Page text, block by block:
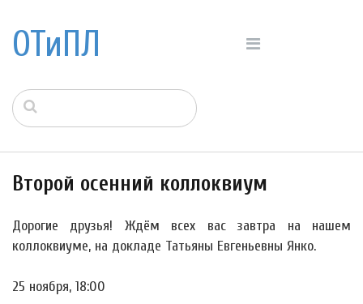
ОТиПЛ
Второй осенний коллоквиум
Дорогие друзья! Ждём всех вас завтра на нашем
коллоквиуме, на докладе Татьяны Евгеньевны Янко.
25 ноября, 18:00